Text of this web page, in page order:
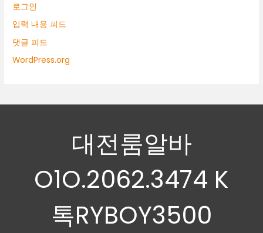
로그인
입력 내용 피드
댓글 피드
WordPress.org
대전룸알바
O1O.2062.3474 K
톡RYBOY3500